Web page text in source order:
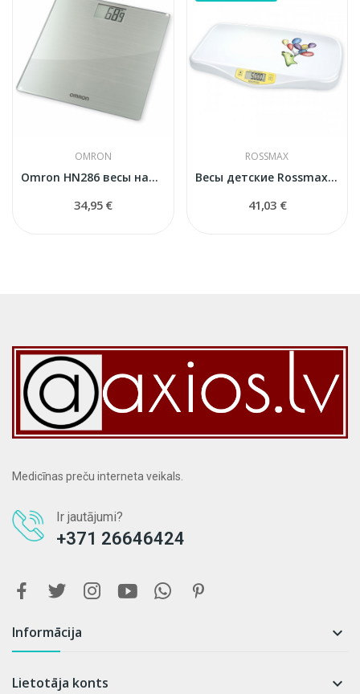
OMRON
Omron HN286 весы напольные
34,95 €
ROSSMAX
Весы детские Rossmax WE300
41,03 €
Medicīnas preču interneta veikals.
Ir jautājumi?
+371 26646424
Informācija 
Lietotāja konts 